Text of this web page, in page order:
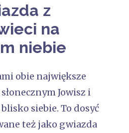
z
na
niebie
obie największe
Jowisz i
siebie. To dosyć
też jako gwiazda